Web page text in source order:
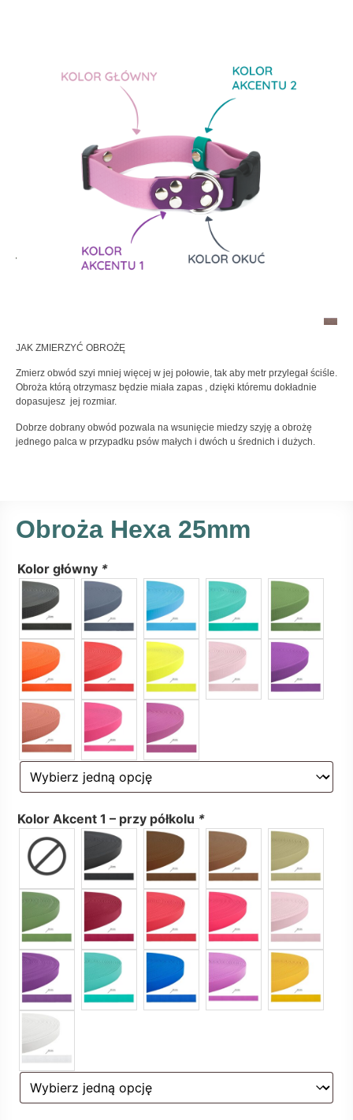
JAK ZMIERZYĆ OBROŻĘ
Zmierz obwód szyi mniej więcej w jej połowie, tak aby metr przylegał ściśle.
Obroża którą otrzymasz będzie miała zapas , dzięki któremu dokładnie
dopasujesz jej rozmiar.
Dobrze dobrany obwód pozwala na wsunięcie miedzy szyję a obrożę
jednego palca w przypadku psów małych i dwóch u średnich i dużych.
Obroża Hexa 25mm
Kolor główny *
Kolor Akcent 1 – przy półkolu *